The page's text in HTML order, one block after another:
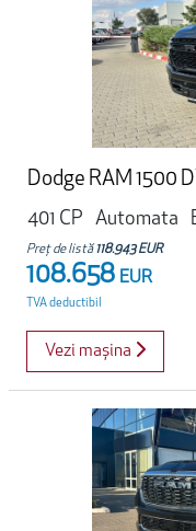
Dodge RAM 1500
401 CP
Automata
Preț de listă118.943 EUR
108.658 EUR
TVA deductibil
Vezi mașina